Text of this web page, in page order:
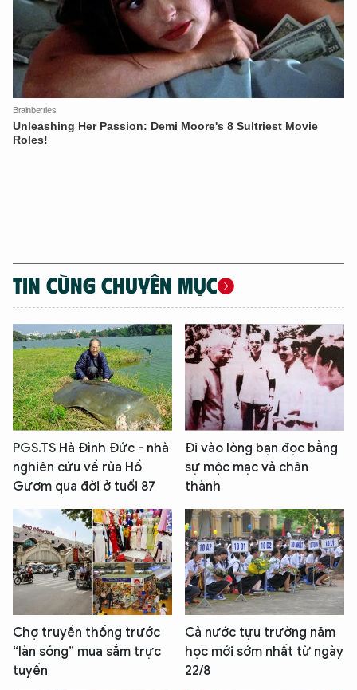
TIN CÙNG CHUYÊN MỤC
PGS.TS Hà Đình Đức - nhà
nghiên cứu về rùa Hồ
Gươm qua đời ở tuổi 87
Đi vào lòng bạn đọc bằng
sự mộc mạc và chân
thành
Chợ truyền thống trước
“làn sóng” mua sắm trực
tuyến
Cả nước tựu trường năm
học mới sớm nhất từ ngày
22/8